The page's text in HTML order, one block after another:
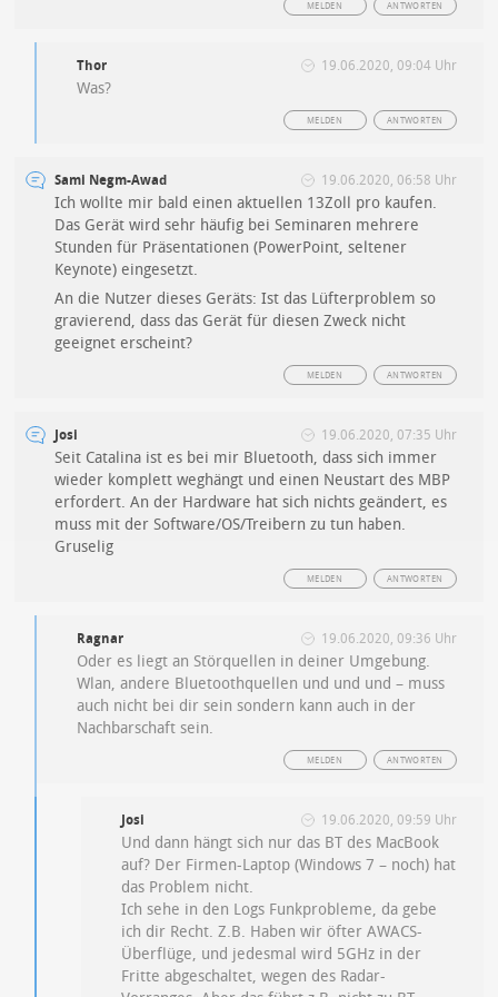
ANTWORTEN
MELDEN
Thor 19.06.2020, 09:04 Uhr
Was?
ANTWORTEN
MELDEN
Sami Negm-Awad 19.06.2020, 06:58 Uhr
Ich wollte mir bald einen aktuellen 13Zoll pro kaufen.
Das Gerät wird sehr häufig bei Seminaren mehrere
Stunden für Präsentationen (PowerPoint, seltener
Keynote) eingesetzt.
An die Nutzer dieses Geräts: Ist das Lüfterproblem so
gravierend, dass das Gerät für diesen Zweck nicht
geeignet erscheint?
ANTWORTEN
MELDEN
Josi 19.06.2020, 07:35 Uhr
Seit Catalina ist es bei mir Bluetooth, dass sich immer
wieder komplett weghängt und einen Neustart des MBP
erfordert. An der Hardware hat sich nichts geändert, es
muss mit der Software/OS/Treibern zu tun haben.
Gruselig
ANTWORTEN
MELDEN
Ragnar 19.06.2020, 09:36 Uhr
Oder es liegt an Störquellen in deiner Umgebung.
Wlan, andere Bluetoothquellen und und und – muss
auch nicht bei dir sein sondern kann auch in der
Nachbarschaft sein.
ANTWORTEN
MELDEN
Josi 19.06.2020, 09:59 Uhr
Und dann hängt sich nur das BT des MacBook
auf? Der Firmen-Laptop (Windows 7 – noch) hat
das Problem nicht.
Ich sehe in den Logs Funkprobleme, da gebe
ich dir Recht. Z.B. Haben wir öfter AWACS-
Überflüge, und jedesmal wird 5GHz in der
Fritte abgeschaltet, wegen des Radar-